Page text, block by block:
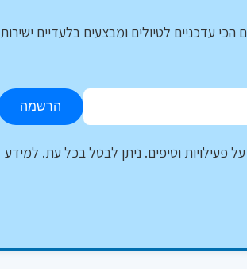
עדכניים לטיולים ומבצעים בלעדיים ישירות
הרשמה
פעילויות וטיפים. ניתן לבטל בכל עת. למידע